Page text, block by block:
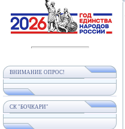
ВНИМАНИЕ ОПРОС!
СК "БОЧКАРИ"